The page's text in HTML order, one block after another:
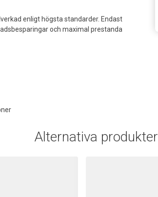
enligt högsta standarder. Endast
och maximal prestanda
Alternativa produkter